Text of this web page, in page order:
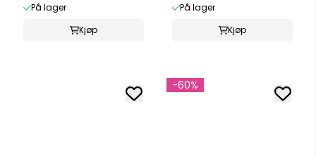
På lager
Kjøp
På lager
Kjøp
-60%